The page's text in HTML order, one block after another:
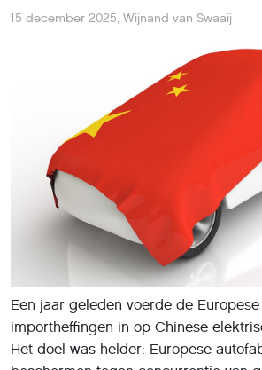
15 december 2025, Wijnand van Swaaij
Een jaar geleden voerde de
importheffingen in op Chinese
Het doel was helder: Europese